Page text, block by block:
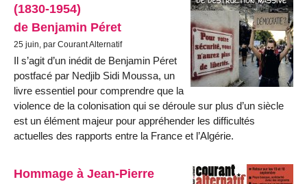
(1830-1954)
de Benjamin Péret
25 juin, par Courant Alternatif
Il s’agit d’un inédit de Benjamin Péret
postfacé par Nedjib Sidi Moussa, un
livre essentiel pour comprendre que la
violence de la colonisation qui se déroule sur plus d’un siècle
est un élément majeur pour appréhender les difficultés
actuelles des rapports entre la France et l’Algérie.
Hommage à Jean-Pierre